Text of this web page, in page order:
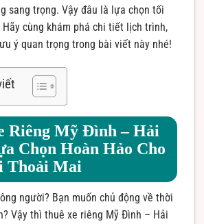
sang trọng. Vậy đâu là lựa chọn tối
Hãy cùng khám phá chi tiết lịch trình,
ý quan trọng trong bài viết này nhé!
Riêng Mỹ Đình – Hải
Chọn Hoàn Hảo Cho
Thoải Mai
người? Bạn muốn chủ động về thời
Vậy thì thuê xe riêng Mỹ Đình – Hải